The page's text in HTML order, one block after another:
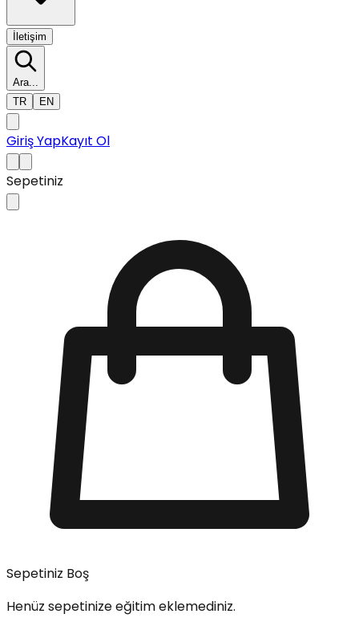
İletişim
Ara...
TR
EN
Giriş YapKayıt Ol
Sepetiniz
Sepetiniz Boş
Henüz sepetinize eğitim eklemediniz.